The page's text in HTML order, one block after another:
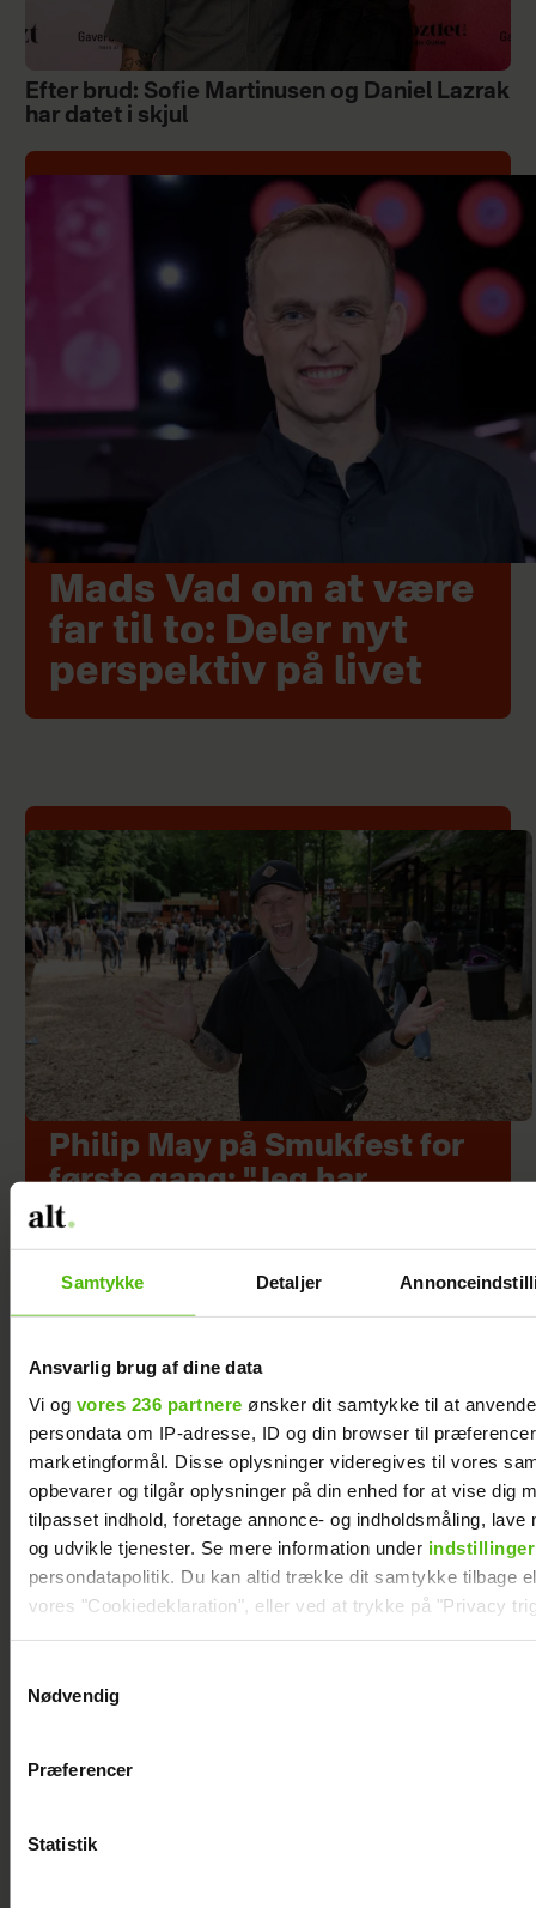
Samtykke Detaljer
Ansvarlig brug af dine data
Vi og vores 236 partnere ønsker dit samtykke til at
persondata om IP-adresse, ID og din browser til
marketingformål. Disse oplysninger videregives til vores
opbevarer og tilgår oplysninger på din enhed for at vise dig
tilpasset indhold, foretage annonce- og indholdsmåling, lave
og udvikle tjenester. Se mere information under indstillinger
persondatapolitik. Du kan altid trække dit samtykke tilbage
vores "Cookiedeklaration", eller ved at trykke på "Privacy
Vi anvender egne cookies og cookies fra tredjeparter til at
generere statistik og huske dine præferencer samt til brug
Nødvendig
Præferencer
Statistik
Efter brud: Sofie Martinusen og Daniel Lazrak
har datet i skjul
Mads Vad om at være
far til to: Deler nyt
perspektiv på livet
Philip May på Smukfest for
første gang: "Jeg har
kæmpe forventninger"
Se billedet: Så
meget har Lars
Elbæk tabt sig
Mie og Anders
nyder hinanden på
Smukfest: